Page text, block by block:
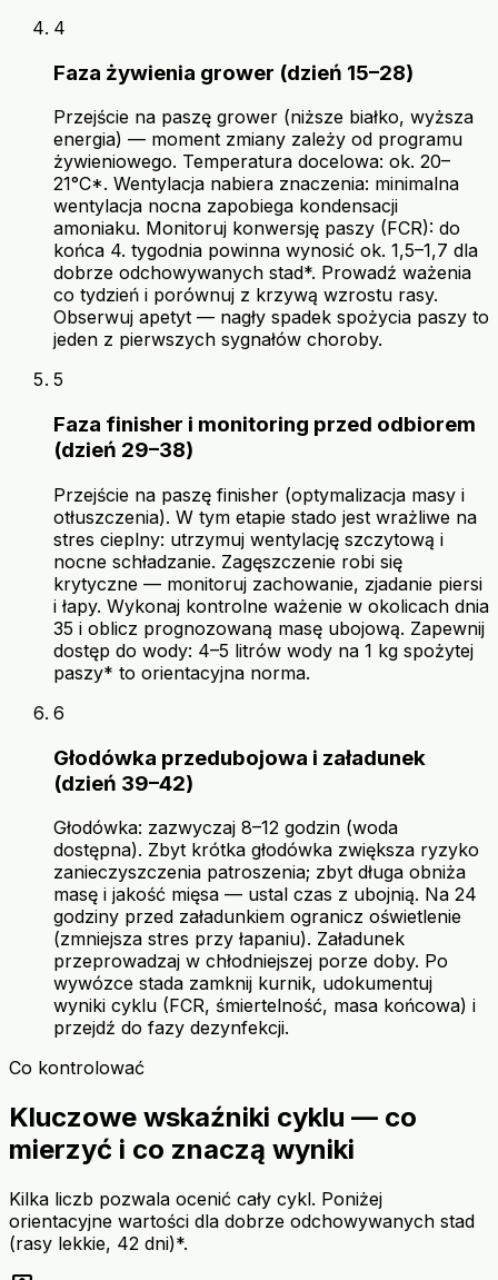
4
Faza żywienia grower (dzień 15–28)
Przejście na paszę grower (niższe białko, wyższa
energia) — moment zmiany zależy od programu
żywieniowego. Temperatura docelowa: ok. 20–
21°C*. Wentylacja nabiera znaczenia: minimalna
wentylacja nocna zapobiega kondensacji
amoniaku. Monitoruj konwersję paszy (FCR): do
końca 4. tygodnia powinna wynosić ok. 1,5–1,7 dla
dobrze odchowywanych stad*. Prowadź ważenia
co tydzień i porównuj z krzywą wzrostu rasy.
Obserwuj apetyt — nagły spadek spożycia paszy to
jeden z pierwszych sygnałów choroby.
5
Faza finisher i monitoring przed odbiorem
(dzień 29–38)
Przejście na paszę finisher (optymalizacja masy i
otłuszczenia). W tym etapie stado jest wrażliwe na
stres cieplny: utrzymuj wentylację szczytową i
nocne schładzanie. Zagęszczenie robi się
krytyczne — monitoruj zachowanie, zjadanie piersi
i łapy. Wykonaj kontrolne ważenie w okolicach dnia
35 i oblicz prognozowaną masę ubojową. Zapewnij
dostęp do wody: 4–5 litrów wody na 1 kg spożytej
paszy* to orientacyjna norma.
6
Głodówka przedubojowa i załadunek
(dzień 39–42)
Głodówka: zazwyczaj 8–12 godzin (woda
dostępna). Zbyt krótka głodówka zwiększa ryzyko
zanieczyszczenia patroszenia; zbyt długa obniża
masę i jakość mięsa — ustal czas z ubojnią. Na 24
godziny przed załadunkiem ogranicz oświetlenie
(zmniejsza stres przy łapaniu). Załadunek
przeprowadzaj w chłodniejszej porze doby. Po
wywózce stada zamknij kurnik, udokumentuj
wyniki cyklu (FCR, śmiertelność, masa końcowa) i
przejdź do fazy dezynfekcji.
Co kontrolować
Kluczowe wskaźniki cyklu — co
mierzyć i co znaczą wyniki
Kilka liczb pozwala ocenić cały cykl. Poniżej
orientacyjne wartości dla dobrze odchowywanych stad
(rasy lekkie, 42 dni)*.